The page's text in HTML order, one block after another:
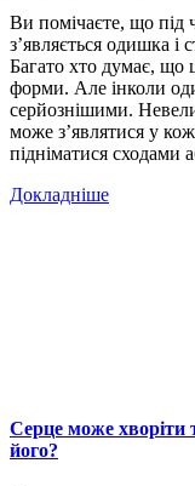
Ви помічаєте, що під
з’являється одишка і
Багато хто думає, що
форми. Але інколи
серйознішими.
може з’являтися у
підніматися сходами
Докладніше
Серце може хворіти
його?